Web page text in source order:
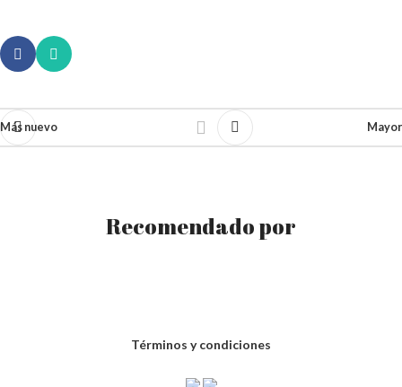
Más nuevo Mayor
Recomendado por
Términos y condiciones